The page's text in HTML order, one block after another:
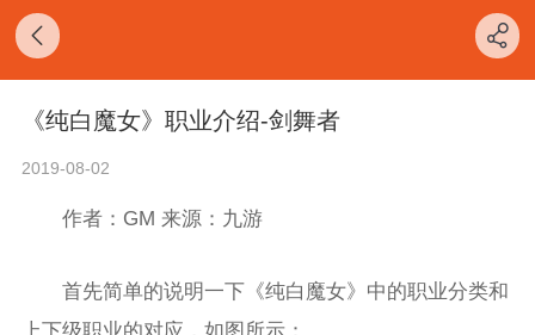
《纯白魔女》职业介绍-剑舞者
2019-08-02
作者：GM 来源：九游
首先简单的说明一下《纯白魔女》中的职业分类和